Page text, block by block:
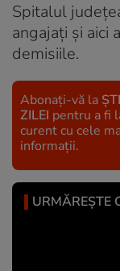
Spitalul
angajați și aici
demisiile.
Abonați-vă la
ZILEI pentru a fi
curent cu cele
informații.
URMĂREȘTE